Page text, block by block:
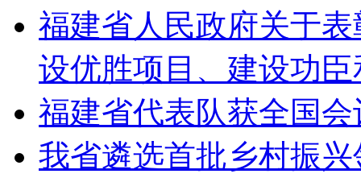
福建省人民政府关于
设优胜项目、建设功
福建省代表队获全国
我省遴选首批乡村振